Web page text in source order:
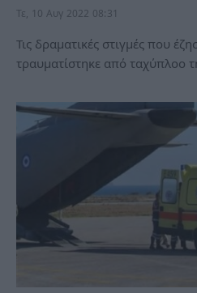
Τε, 10 Αυγ 2022 08:31
Τις δραματικές στιγμές που
τραυματίστηκε από ταχύπλοο